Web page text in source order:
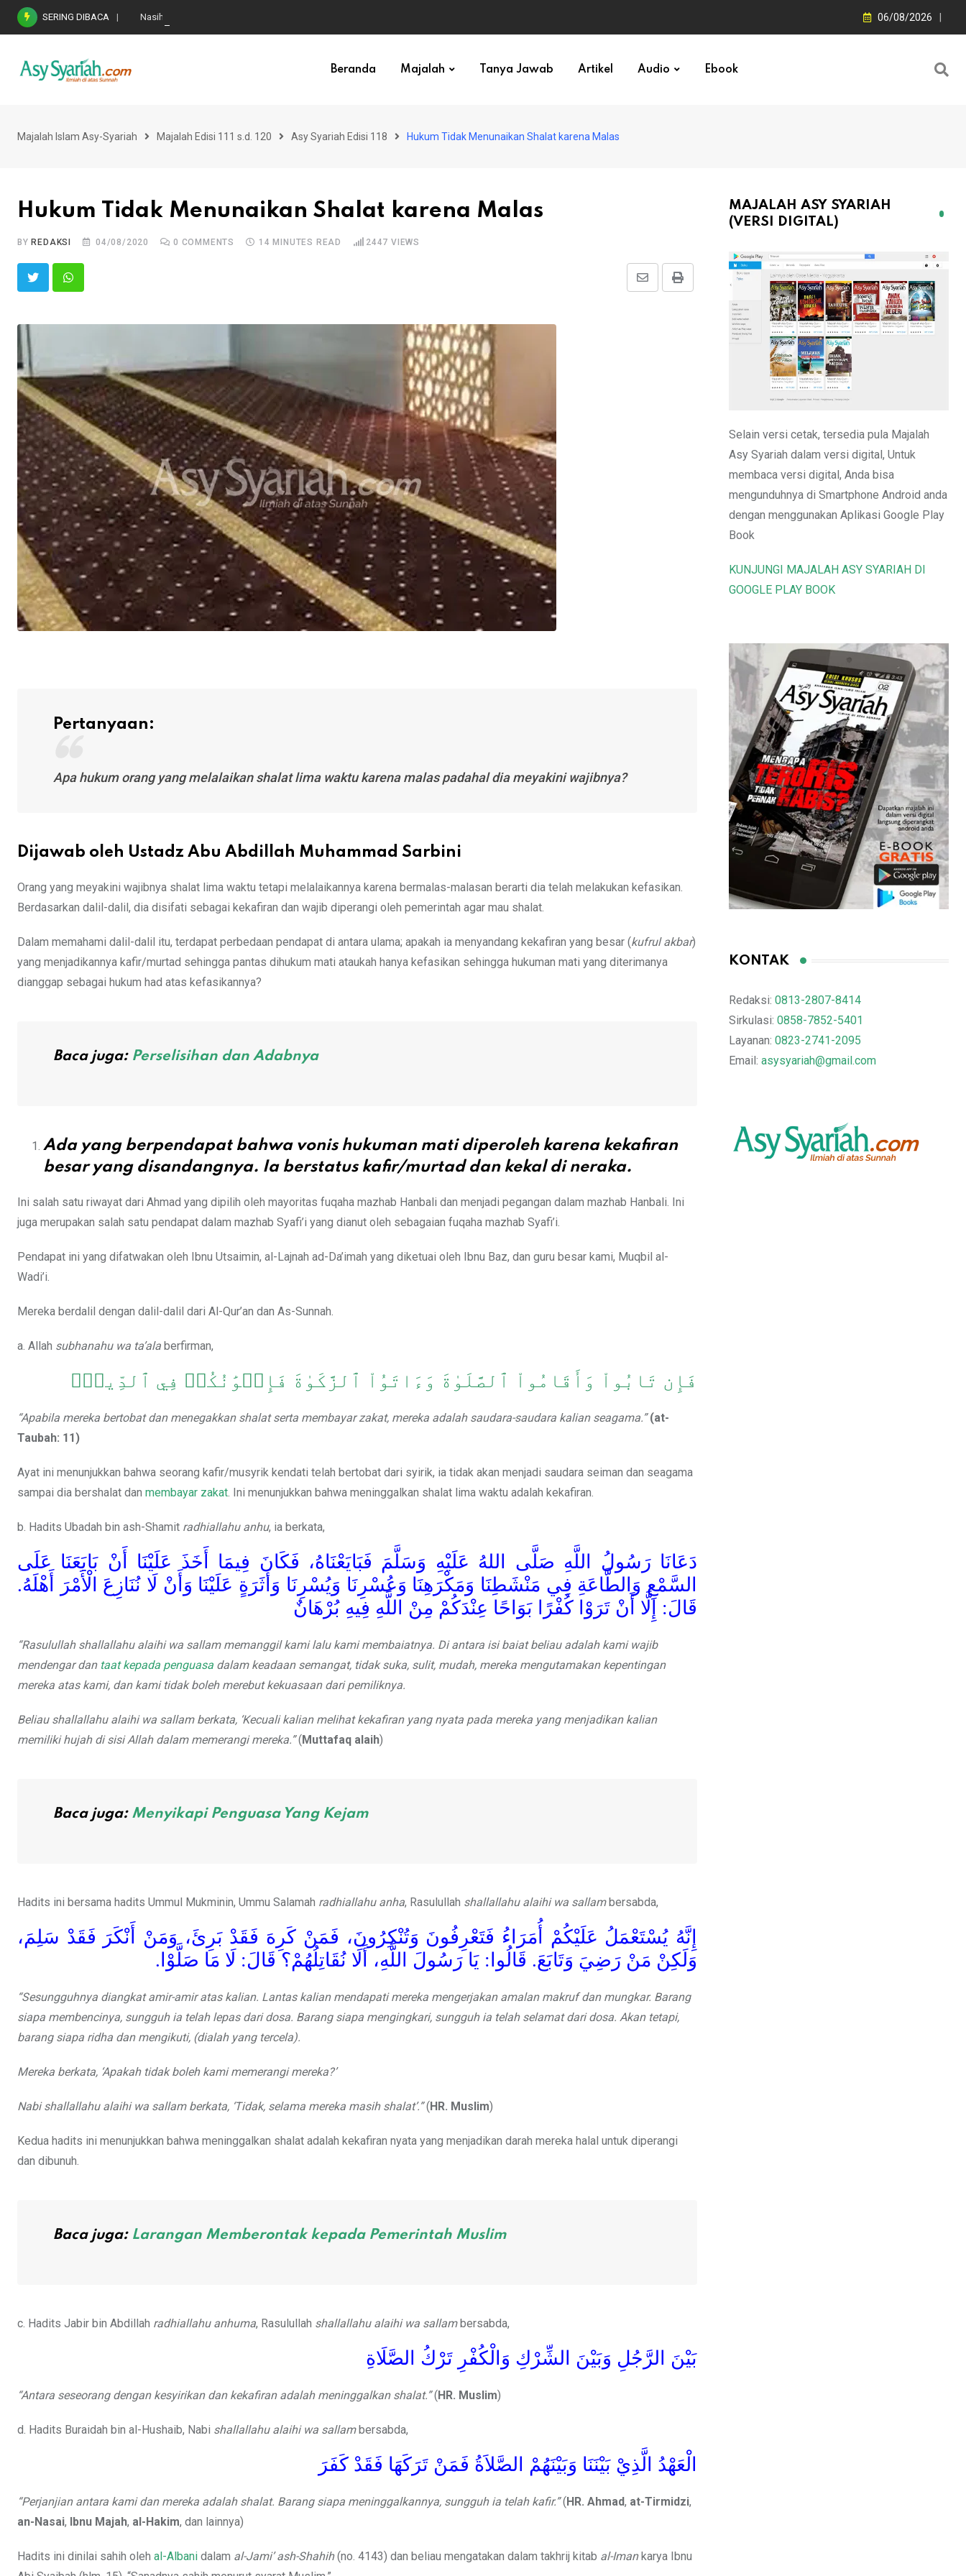
Skip
SERING DIBACA Nasihat Emas di Masa Fitnah (Ujian/Perselisihan) 06/08/2026
Beranda Majalah Tanya Jawab Artikel Audio Ebook
Majalah Islam Asy-Syariah Majalah Edisi 111 s.d. 120 Asy Syariah Edisi 118 Hukum Tidak Menunaikan Shalat karena Malas
Hukum Tidak Menunaikan Shalat karena Malas
BY REDAKSI 04/08/2020 0 COMMENTS 14 MINUTES READ 2447 VIEWS
Print
Share
Pertanyaan:
Apa hukum orang yang melalaikan shalat lima waktu karena malas padahal dia meyakini wajibnya?
Dijawab oleh Ustadz Abu Abdillah Muhammad Sarbini
Orang yang meyakini wajibnya shalat lima waktu tetapi melalaikannya karena bermalas-malasan berarti dia telah melakukan kefasikan.
Berdasarkan dalil-dalil, dia disifati sebagai kekafiran dan wajib diperangi oleh pemerintah agar mau shalat.
Dalam memahami dalil-dalil itu, terdapat perbedaan pendapat di antara ulama; apakah ia menyandang kekafiran yang besar (kufrul akbar)
yang menjadikannya kafir/murtad sehingga pantas dihukum mati ataukah hanya kefasikan sehingga hukuman mati yang diterimanya
dianggap sebagai hukum had atas kefasikannya?
Baca juga: Perselisihan dan Adabnya
Ada yang berpendapat bahwa vonis hukuman mati diperoleh karena kekafiran
besar yang disandangnya. Ia berstatus kafir/murtad dan kekal di neraka.
Ini salah satu riwayat dari Ahmad yang dipilih oleh mayoritas fuqaha mazhab Hanbali dan menjadi pegangan dalam mazhab Hanbali. Ini
juga merupakan salah satu pendapat dalam mazhab Syafi’i yang dianut oleh sebagaian fuqaha mazhab Syafi’i.
Pendapat ini yang difatwakan oleh Ibnu Utsaimin, al-Lajnah ad-Da’imah yang diketuai oleh Ibnu Baz, dan guru besar kami, Muqbil al-
Wadi’i.
Mereka berdalil dengan dalil-dalil dari Al-Qur’an dan As-Sunnah.
a. Allah subhanahu wa ta’ala berfirman,
فَإِن تَابُواْ وَأَقَامُواْ ٱلصَّلَوٰةَ وَءَاتَوُاْ ٱلزَّكَوٰةَ فَإِخۡوَٰنُكُمۡ فِي ٱلدِّينِۗ
“Apabila mereka bertobat dan menegakkan shalat serta membayar zakat, mereka adalah saudara-saudara kalian seagama.” (at-
Taubah: 11)
Ayat ini menunjukkan bahwa seorang kafir/musyrik kendati telah bertobat dari syirik, ia tidak akan menjadi saudara seiman dan seagama
sampai dia bershalat dan membayar zakat. Ini menunjukkan bahwa meninggalkan shalat lima waktu adalah kekafiran.
b. Hadits Ubadah bin ash-Shamit radhiallahu anhu, ia berkata,
دَعَانَا رَسُولُ اللَّهِ صَلَّى اللهُ عَلَيْهِ وَسَلَّمَ فَبَايَعْنَاهُ، فَكَانَ فِيمَا أَخَذَ عَلَيْنَا أَنْ بَايَعَنَا عَلَى
السَّمْعِ وَالطَّاعَةِ فِي مَنْشَطِنَا وَمَكْرَهِنَا وَعُسْرِنَا وَيُسْرِنَا وَأَثَرَةٍ عَلَيْنَا وَأَنْ لَا نُنَازِعَ الْأَمْرَ أَهْلَهُ.
قَالَ: إِلَّا أَنْ تَرَوْا كُفْرًا بَوَاحًا عِنْدَكُمْ مِنْ اللَّهِ فِيهِ بُرْهَانٌ
“Rasulullah shallallahu alaihi wa sallam memanggil kami lalu kami membaiatnya. Di antara isi baiat beliau adalah kami wajib
mendengar dan taat kepada penguasa dalam keadaan semangat, tidak suka, sulit, mudah, mereka mengutamakan kepentingan
mereka atas kami, dan kami tidak boleh merebut kekuasaan dari pemiliknya.
Beliau shallallahu alaihi wa sallam berkata, ‘Kecuali kalian melihat kekafiran yang nyata pada mereka yang menjadikan kalian
memiliki hujah di sisi Allah dalam memerangi mereka.”( Muttafaq alaih)
Baca juga: Menyikapi Penguasa Yang Kejam
Hadits ini bersama hadits Ummul Mukminin, Ummu Salamah radhiallahu anha, Rasulullah shallallahu alaihi wa sallambersabda,
إِنَّهُ يُسْتَعْمَلُ عَلَيْكُمْ أُمَرَاءُ فَتَعْرِفُونَ وَتُنْكِرُونَ، فَمَنْ كَرِهَ فَقَدْ بَرِئَ، وَمَنْ أَنْكَرَ فَقَدْ سَلِمَ،
وَلَكِنْ مَنْ رَضِيَ وَتَابَعَ. قَالُوا: يَا رَسُولَ اللَّهِ، أَلَا نُقَاتِلُهُمْ؟ قَالَ: لَا مَا صَلَّوْا.
“Sesungguhnya diangkat amir-amir atas kalian. Lantas kalian mendapati mereka mengerjakan amalan makruf dan mungkar. Barang
siapa membencinya, sungguh ia telah lepas dari dosa. Barang siapa mengingkari, sungguh ia telah selamat dari dosa. Akan tetapi,
barang siapa ridha dan mengikuti, (dialah yang tercela).
Mereka berkata, ‘Apakah tidak boleh kami memerangi mereka?’
Nabi shallallahu alaihi wa sallam berkata, ‘Tidak, selama mereka masih shalat’.”( HR. Muslim)
Kedua hadits ini menunjukkan bahwa meninggalkan shalat adalah kekafiran nyata yang menjadikan darah mereka halal untuk diperangi
dan dibunuh.
Baca juga: Larangan Memberontak kepada Pemerintah Muslim
c. Hadits Jabir bin Abdillah radhiallahu anhuma, Rasulullah shallallahu alaihi wa sallambersabda,
بَيْنَ الرَّجُلِ وَبَيْنَ الشِّرْكِ وَالْكُفْرِ تَرْكُ الصَّلَاةِ
“Antara seseorang dengan kesyirikan dan kekafiran adalah meninggalkan shalat.”( HR. Muslim)
d. Hadits Buraidah bin al-Hushaib, Nabi shallallahu alaihi wa sallambersabda,
الْعَهْدُ الَّذِيْ بَيْنَنَا وَبَيْنَهُمْ الصَّلاَةُ فَمَنْ تَرَكَهَا فَقَدْ كَفَرَ
“Perjanjian antara kami dan mereka adalah shalat. Barang siapa meninggalkannya, sungguh ia telah kafir.”( HR. Ahmad, at-Tirmidzi,
an-Nasai, Ibnu Majah, al-Hakim, dan lainnya)
Hadits ini dinilai sahih oleh al-Albani dalam al-Jami’ ash-Shahih(no. 4143) dan beliau mengatakan dalam takhrij kitab al-Imankarya Ibnu
MAJALAH ASY SYARIAH
(VERSI DIGITAL)
Selain versi cetak, tersedia pula Majalah
Asy Syariah dalam versi digital, Untuk
membaca versi digital, Anda bisa
mengunduhnya di Smartphone Android anda
dengan menggunakan Aplikasi Google Play
Book
KUNJUNGI MAJALAH ASY SYARIAH DI
GOOGLE PLAY BOOK
KONTAK
Redaksi: 0813-2807-8414
Sirkulasi: 0858-7852-5401
Layanan: 0823-2741-2095
Email: asysyariah@gmail.com